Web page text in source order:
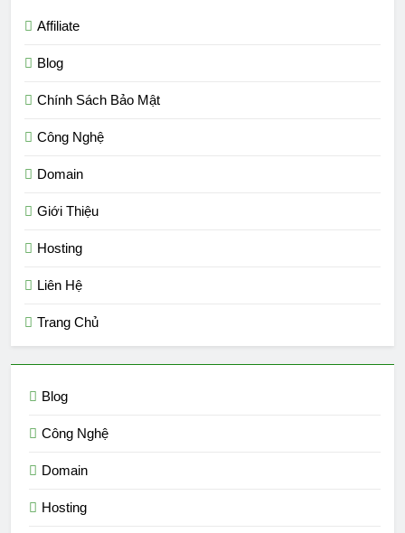
Affiliate
Blog
Chính Sách Bảo Mật
Công Nghệ
Domain
Giới Thiệu
Hosting
Liên Hệ
Trang Chủ
Blog
Công Nghệ
Domain
Hosting